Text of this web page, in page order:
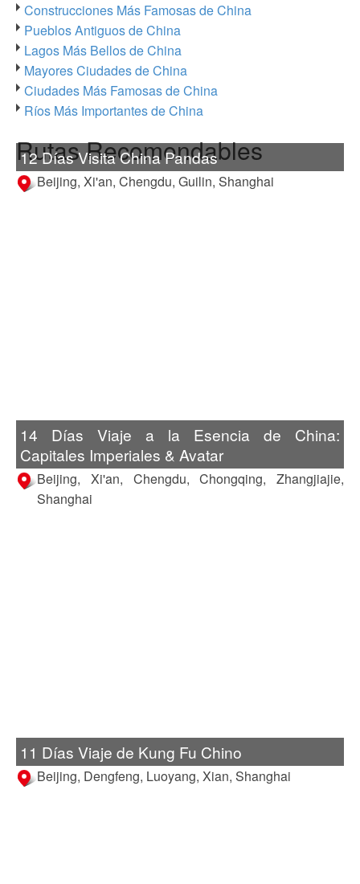
Construcciones Más Famosas de China
Pueblos Antiguos de China
Lagos Más Bellos de China
Mayores Ciudades de China
Ciudades Más Famosas de China
Ríos Más Importantes de China
Rutas Recomendables
12 Días Visita China Pandas
Beijing, Xi'an, Chengdu, Guilin, Shanghai
14 Días Viaje a la Esencia de China:
Capitales Imperiales & Avatar
Beijing, Xi'an, Chengdu, Chongqing, Zhangjiajie,
Shanghai
11 Días Viaje de Kung Fu Chino
Beijing, Dengfeng, Luoyang, Xian, Shanghai